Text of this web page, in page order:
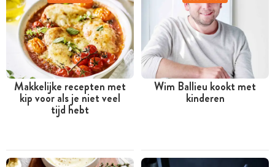
Makkelijke recepten met
kip voor als je niet veel
tijd hebt
Wim Ballieu kookt met
kinderen